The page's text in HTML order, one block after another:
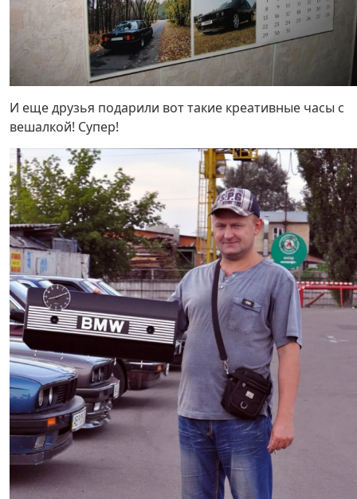
И еще друзья подарили вот такие креативные часы с
вешалкой! Супер!